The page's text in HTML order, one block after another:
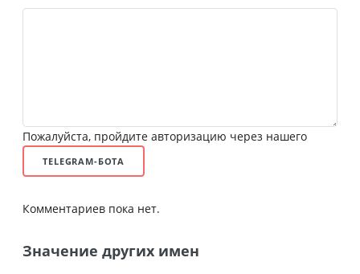
Пожалуйста, пройдите авторизацию через нашего
TELEGRAM-БОТА
Комментариев пока нет.
Значение других имен